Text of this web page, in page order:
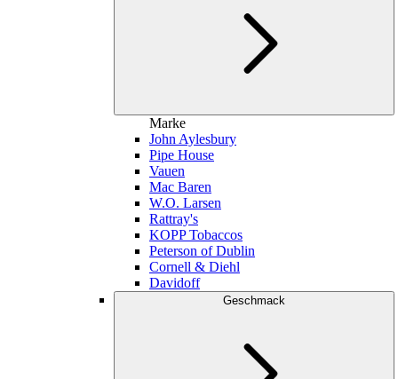
Marke
John Aylesbury
Pipe House
Vauen
Mac Baren
W.O. Larsen
Rattray's
KOPP Tobaccos
Peterson of Dublin
Cornell & Diehl
Davidoff
Geschmack